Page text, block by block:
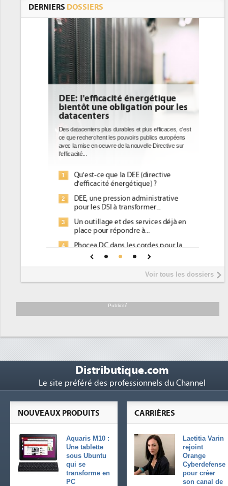
DERNIERS DOSSIERS
DEE: l'efficacité énergétique
bientôt une obligation pour les
datacenters
Des datacenters plus durables et plus efficaces, c'est
ce que recherchent les pouvoirs publics européens
avec la mise en oeuvre de la nouvelle Directive sur
l'efficacité...
1
Qu'est-ce que la DEE (directive
d'efficacité énergétique) ?
2
DEE, une pression administrative
pour les DSI à transformer...
3
Un outillage et des services déjà en
place pour répondre à...
4
Phocea DC dans les cordes pour la
Interview de Fabrice Coquio,
président de Digital Realty...
soutient les...
Voir tous les dossiers
Publicité
Distributique.com
Le site préféré des professionnels du Channel
CARRIÈRES
Laetitia Varin
rejoint
Orange
Cyberdefense
pour créer
son canal de
NOUVEAUX PRODUITS
Aquaris M10 :
Une tablette
sous Ubuntu
qui se
transforme en
PC